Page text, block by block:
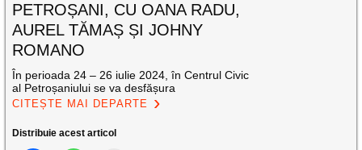
PETROȘANI, CU OANA RADU,
AUREL TĂMAȘ ȘI JOHNY
ROMANO
În perioada 24 – 26 iulie 2024, în Centrul Civic
al Petroșaniului se va desfășura
CITEȘTE MAI DEPARTE
Distribuie acest articol